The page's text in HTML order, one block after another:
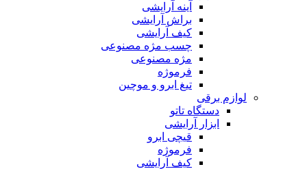
آینه آرایشی
براش آرایشی
کیف آرایشی
چسب مژه مصنوعی
مژه مصنوعی
فرموژه
تیغ ابرو و موچین
لوازم برقی
دستگاه تاتو
ابزار آرایشی
قیچی ابرو
فرموژه
کیف آرایشی